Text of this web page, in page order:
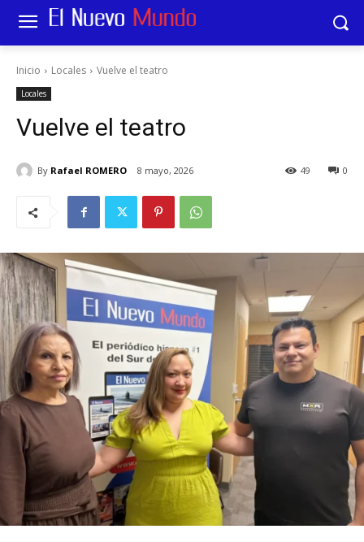
Inicio Locales Vuelve el teatro
Locales
Vuelve el teatro
By Rafael ROMERO 8 mayo, 2026 0
49